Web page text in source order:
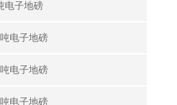
电子地磅
电子地磅
电子地磅
电子地磅